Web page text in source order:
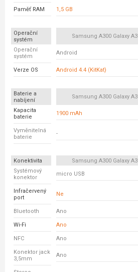
Paměť RAM 1,5 GB
Operační
systém
Samsung A300 Galaxy A3
Operační
systém
Android
Verze OS Android 4.4 (KitKat)
Baterie a
nabíjení
Samsung A300 Galaxy A3
Kapacita
baterie
1900 mAh
Vyměnitelná
baterie
-
Konektivita Samsung A300 Galaxy A3
Systémový
konektor
micro USB
Infračervený
port
Ne
Bluetooth Ano
Wi-Fi Ano
NFC Ano
Konektor jack
3,5mm
Ano